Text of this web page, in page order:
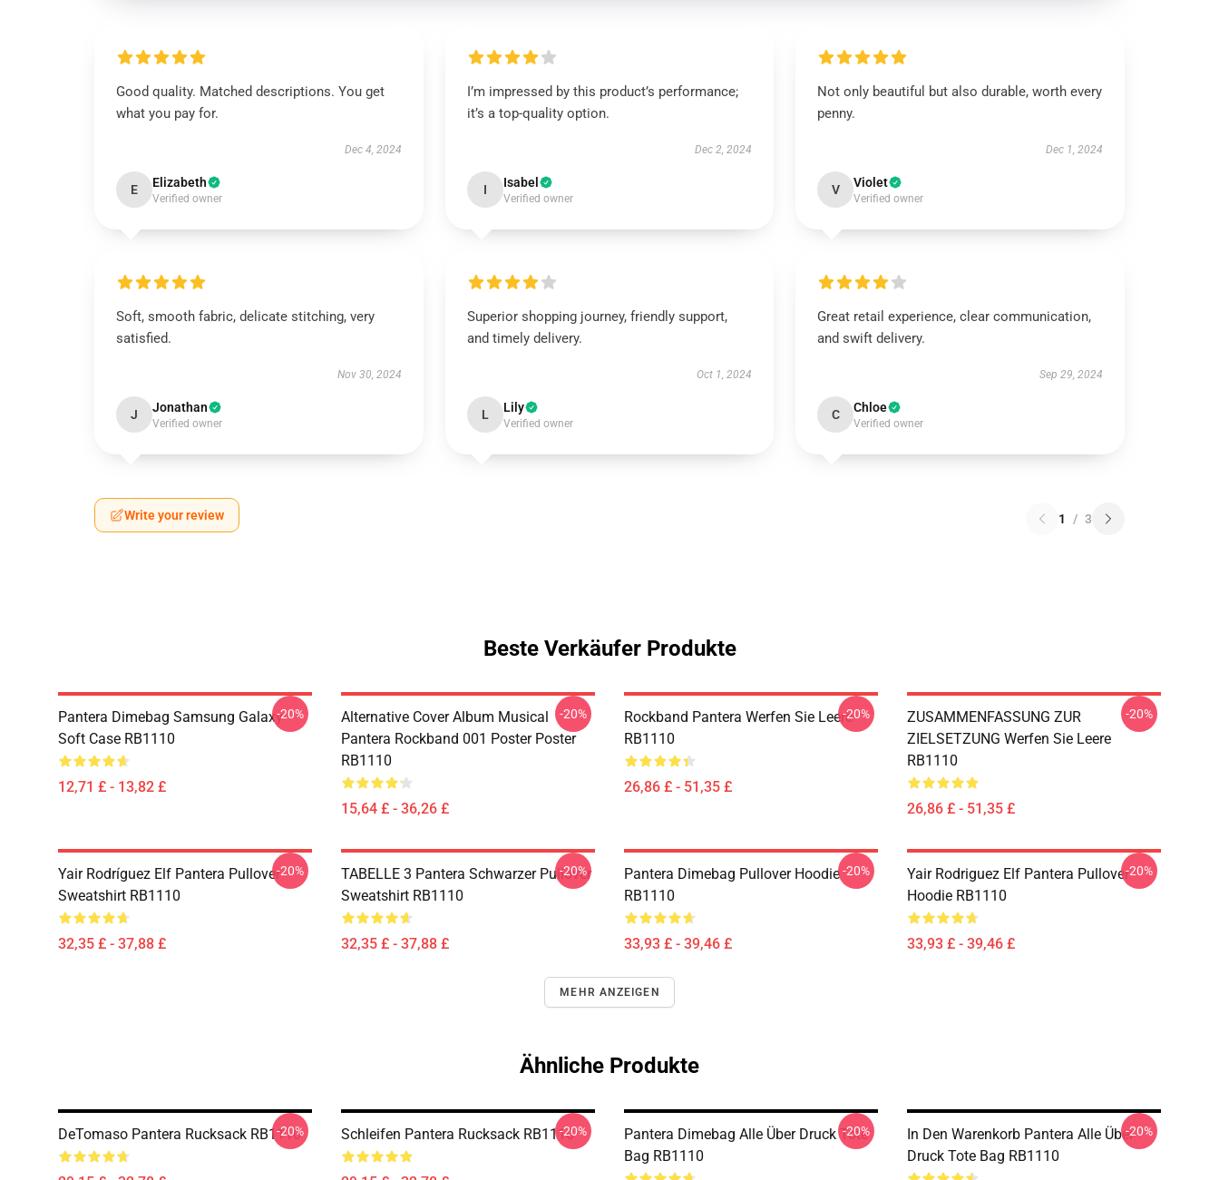
Good quality. Matched descriptions. You get
what you pay for.
Dec 4, 2024
E Elizabeth
Verified owner
I’m impressed by this product’s performance;
it’s a top-quality option.
Dec 2, 2024
I Isabel
Verified owner
Not only beautiful but also durable, worth every
penny.
Dec 1, 2024
V Violet
Verified owner
Soft, smooth fabric, delicate stitching, very
satisfied.
Nov 30, 2024
J Jonathan
Verified owner
Superior shopping journey, friendly support,
and timely delivery.
Oct 1, 2024
L Lily
Verified owner
Great retail experience, clear communication,
and swift delivery.
Sep 29, 2024
C Chloe
Verified owner
Write your review 1 / 3
Beste Verkäufer Produkte
Pantera Dimebag Samsung Galaxy
Soft Case RB1110
12,71 £ - 13,82 £
-20%
Alternative Cover Album Musical
Pantera Rockband 001 Poster Poster
RB1110
15,64 £ - 36,26 £
-20%
Rockband Pantera Werfen Sie Leere
RB1110
26,86 £ - 51,35 £
-20%
ZUSAMMENFASSUNG ZUR
ZIELSETZUNG Werfen Sie Leere
RB1110
26,86 £ - 51,35 £
-20%
Yair Rodríguez Elf Pantera Pullover
Sweatshirt RB1110
32,35 £ - 37,88 £
-20%
TABELLE 3 Pantera Schwarzer Pullover
Sweatshirt RB1110
32,35 £ - 37,88 £
-20%
Pantera Dimebag Pullover Hoodie
RB1110
33,93 £ - 39,46 £
-20%
Yair Rodriguez Elf Pantera Pullover
Hoodie RB1110
33,93 £ - 39,46 £
-20%
MEHR ANZEIGEN
Ähnliche Produkte
DeTomaso Pantera Rucksack RB1110
-20% Schleifen Pantera Rucksack RB1110-20%
Pantera Dimebag Alle Über Druck Tote
Bag RB1110
-20%
In Den Warenkorb Pantera Alle Über
Druck Tote Bag RB1110
-20%